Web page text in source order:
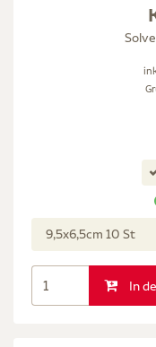
9,5x6,5cm 10 St
In